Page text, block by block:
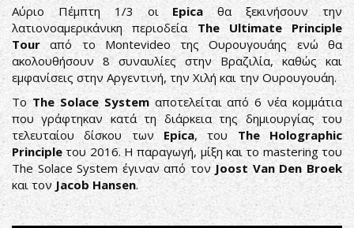
Αύριο Πέμπτη 1/3 οι Epicaθα ξεκινήσουν την
λατιονοαμερικάνικη περιοδεία The Ultimate Principle
Tour από το Montevideo της Ουρουγουάης ενώ θα
ακολουθήσουν 8 συναυλίες στην Βραζιλία, καθώς και
εμφανίσεις στην Αργεντινή, την Χιλή και την Ουρουγουάη.
ΤοThe Solace Systemαποτελείται από 6 νέα κομμάτια
που γράφτηκαν κατά τη διάρκεια της δημιουργίας του
τελευταίου δίσκου τωνEpica, του The Holographic
Principleτου 2016. Η παραγωγή, μίξη και το mastering του
The Solace System έγιναν από τον Joost Van Den Broek
και τονJacob Hansen.